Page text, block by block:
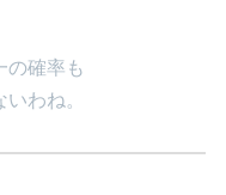
の確率も
わね。